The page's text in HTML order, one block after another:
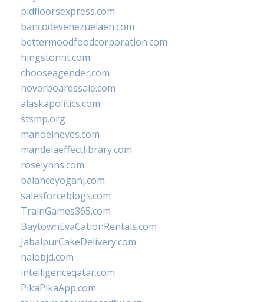
pidfloorsexpress.com
bancodevenezuelaen.com
bettermoodfoodcorporation.com
hingstonnt.com
chooseagender.com
hoverboardssale.com
alaskapolitics.com
stsmp.org
manoelneves.com
mandelaeffectlibrary.com
roselynns.com
balanceyoganj.com
salesforceblogs.com
TrainGames365.com
BaytownEvaCationRentals.com
JabalpurCakeDelivery.com
halobjd.com
intelligenceqatar.com
PikaPikaApp.com